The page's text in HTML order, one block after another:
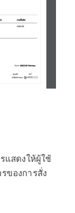
แสดงให้ผู้ใช้
ของการสั่ง